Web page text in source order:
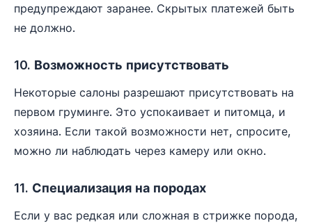
предупреждают заранее. Скрытых платежей быть
не должно.
10. Возможность присутствовать
Некоторые салоны разрешают присутствовать на
первом груминге. Это успокаивает и питомца, и
хозяина. Если такой возможности нет, спросите,
можно ли наблюдать через камеру или окно.
11. Специализация на породах
Если у вас редкая или сложная в стрижке порода,